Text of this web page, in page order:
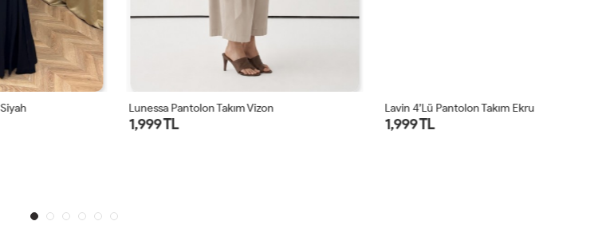
Lunessa Pantolon Takım Vizon
1,999 TL
Lavin 4’lü Pantolon Takım Ekru
1,999 TL